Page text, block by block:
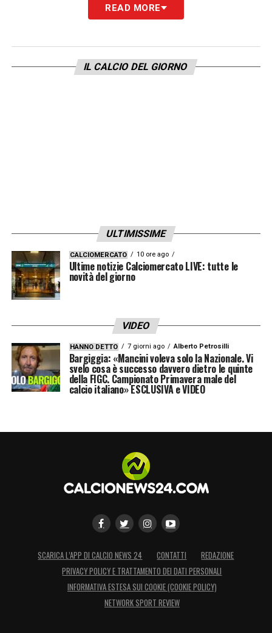
sanno cosa sia la solidarietà. Vogliono
modo sbagliato. Sono felice che siano venuti
fuori, così tutti sapranno chi davvero ama il
READ MORE
IL CALCIO DEL GIORNO
ULTIMISSIME
CALCIOMERCATO 10 ore ago
Ultime notizie Calciomercato LIVE: tutte le
novità del giorno
VIDEO
HANNO DETTO 7 giorni ago Alberto Petrosilli
Bargiggia: «Mancini voleva solo la Nazionale. Vi
svelo cosa è successo davvero dietro le quinte
della FIGC. Campionato Primavera male del
calcio italiano» ESCLUSIVA e VIDEO
SCARICA L’APP DI CALCIO NEWS 24 CONTATTI
REDAZIONE
PRIVACY POLICY E TRATTAMENTO DEI DATI PERSONALI
INFORMATIVA ESTESA SUI COOKIE (COOKIE POLICY)
NETWORK SPORT REVIEW